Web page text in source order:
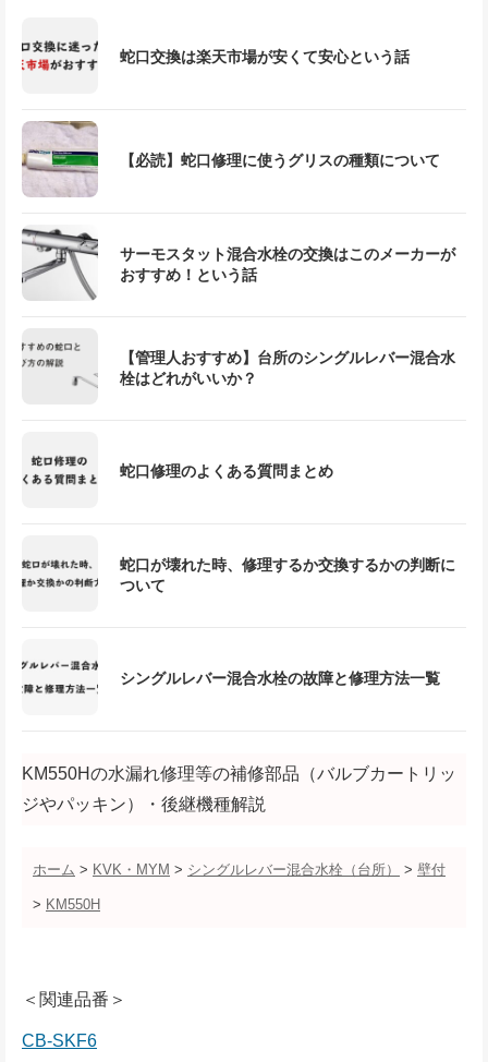
蛇口交換は楽天市場が安くて安心という話
【必読】蛇口修理に使うグリスの種類について
サーモスタット混合水栓の交換はこのメーカーが
おすすめ！という話
【管理人おすすめ】台所のシングルレバー混合水
栓はどれがいいか？
蛇口修理のよくある質問まとめ
蛇口が壊れた時、修理するか交換するかの判断に
ついて
シングルレバー混合水栓の故障と修理方法一覧
KM550Hの水漏れ修理等の補修部品（バルブカートリッ
ジやパッキン）・後継機種解説
ホーム > KVK・MYM > シングルレバー混合水栓（台所） > 壁付
> KM550H
＜関連品番＞
CB-SKF6